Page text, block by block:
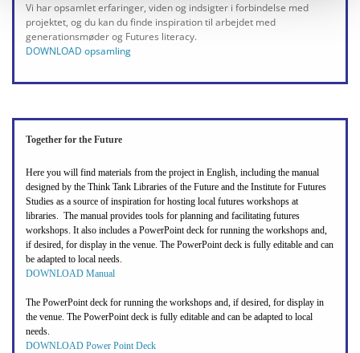
Vi har opsamlet erfaringer, viden og indsigter i forbindelse med
projektet, og du kan du finde inspiration til arbejdet med
generationsmøder og Futures literacy.
DOWNLOAD opsamling
Together for the Future
Here you will find materials from the project in English, including the manual
designed by the Think Tank Libraries of the Future and the Institute for Futures
Studies as a source of inspiration for hosting local futures workshops at
libraries. The manual provides tools for planning and facilitating futures
workshops. It also includes a PowerPoint deck for running the workshops and,
if desired, for display in the venue. The PowerPoint deck is fully editable and can
be adapted to local needs.
DOWNLOAD Manual
The PowerPoint deck for running the workshops and, if desired, for display in
the venue. The PowerPoint deck is fully editable and can be adapted to local
needs.
DOWNLOAD Power Point Deck